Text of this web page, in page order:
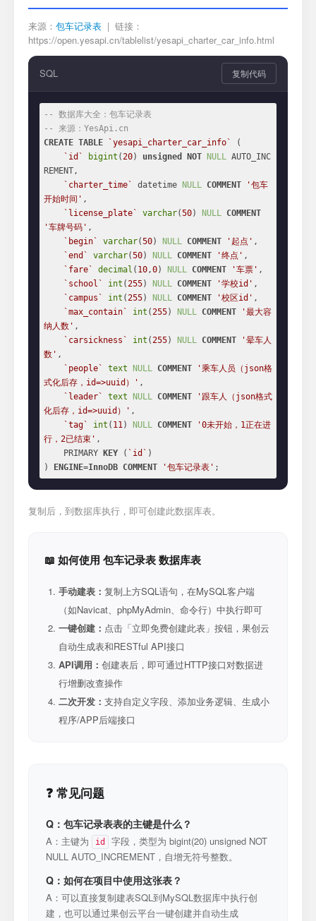
来源： 包车记录表 | 链接：
https://open.yesapi.cn/tablelist/yesapi_charter_car_info.html
SQL 复制代码
-- 数据库大全：包车记录表
-- 来源：YesApi.cn
CREATE TABLE `yesapi_charter_car_info`
(
`id`
bigint (20) unsigned NOT NULL AUTO_INC
REMENT,
`charter_time`
datetime NULL COMMENT
'包车
开始时间' ,
`license_plate`
varchar(50) NULL COMMENT
'车牌号码' ,
`begin`
varchar(50) NULL COMMENT '起点' ,
`end`
varchar(50) NULL COMMENT '终点' ,
`fare`
decimal ( 10,0) NULL COMMENT '车票' ,
`school`
int (255) NULL COMMENT '学校id' ,
`campus`
int (255) NULL COMMENT '校区id' ,
`max_contain`
int (255) NULL COMMENT
'最大容
纳人数' ,
`carsickness`
int (255) NULL COMMENT
'晕车人
数' ,
`people`
text NULL COMMENT
'乘车人员（json格
式化后存，id=>uuid）' ,
`leader`
text NULL COMMENT
'跟车人（json格式
化后存，id=>uuid）' ,
`tag`
int ( 11) NULL COMMENT
'0未开始，1正在进
行，2已结束' ,
    PRIMARY
KEY ( `id` )
)
ENGINE=InnoDB COMMENT '包车记录表' ;
复制后，到数据库执行，即可创建此数据库表。
📖 如何使用 包车记录表 数据库表
手动建表： 复制上方SQL语句，在MySQL客户端
（如Navicat、phpMyAdmin、命令行）中执行即可
一键创建： 点击「立即免费创建此表」按钮，果创云
自动生成表和RESTful API接口
API调用： 创建表后，即可通过HTTP接口对数据进
行增删改查操作
二次开发： 支持自定义字段、添加业务逻辑、生成小
程序/APP后端接口
❓ 常见问题
Q：包车记录表表的主键是什么？
A：主键为 id
字段，类型为 bigint(20) unsigned NOT
NULL AUTO_INCREMENT，自增无符号整数。
Q：如何在项目中使用这张表？
A：可以直接复制建表SQL到MySQL数据库中执行创
建，也可以通过果创云平台一键创建并自动生成